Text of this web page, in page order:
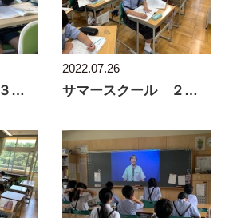
サマースクール ３日目
2022.07.26
サマースクール ２日目